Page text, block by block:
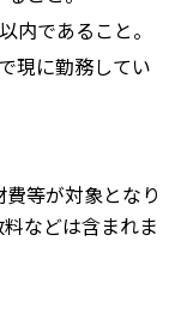
内であること。
現に勤務してい
等が対象となり
などは含まれま